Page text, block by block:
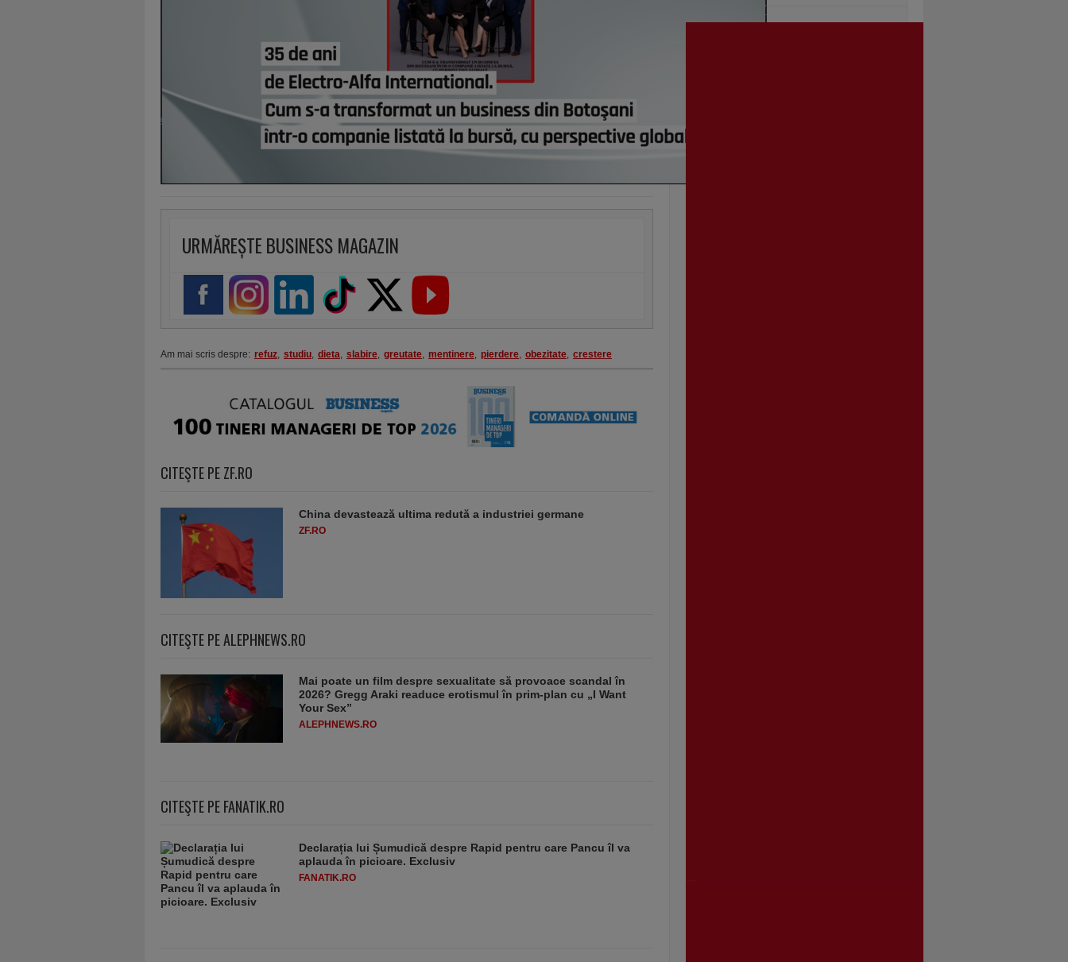
URMĂREȘTE BUSINESS MAGAZIN
Am mai scris despre: refuz, studiu, dieta, slabire, greutate, mentinere, pierdere, obezitate, crestere
CITEŞTE PE ZF.RO
China devastează ultima redută a industriei germane
ZF.RO
CITEŞTE PE ALEPHNEWS.RO
Mai poate un film despre sexualitate să provoace scandal în
2026? Gregg Araki readuce erotismul în prim-plan cu „I Want
Your Sex”
ALEPHNEWS.RO
CITEŞTE PE FANATIK.RO
Declarația lui Șumudică despre Rapid pentru care Pancu îl va
aplauda în picioare. Exclusiv
FANATIK.RO